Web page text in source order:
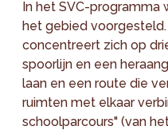
In het SVC-programma
het gebied
concentreert zich op
spoorlijn en een
laan en een route die
ruimten met elkaar
schoolparcours" (van